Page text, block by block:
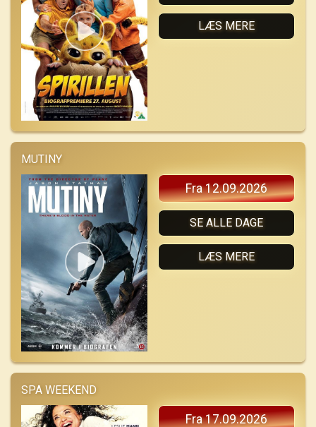
LÆS MERE
MUTINY
Fra 12.09.2026
SE ALLE DAGE
LÆS MERE
SPA WEEKEND
Fra 17.09.2026